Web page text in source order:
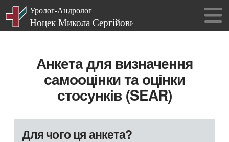
Анкетадля визначення
самооцінки таоцінки
стосунків (SEAR)
Для чого ця анкета?